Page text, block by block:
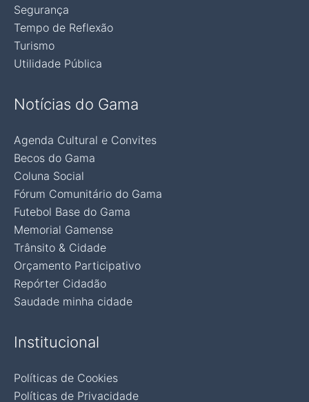
Segurança
Tempo de Reflexão
Turismo
Utilidade Pública
Notícias do Gama
Agenda Cultural e Convites
Becos do Gama
Coluna Social
Fórum Comunitário do Gama
Futebol Base do Gama
Memorial Gamense
Trânsito & Cidade
Orçamento Participativo
Repórter Cidadão
Saudade minha cidade
Institucional
Políticas de Cookies
Políticas de Privacidade